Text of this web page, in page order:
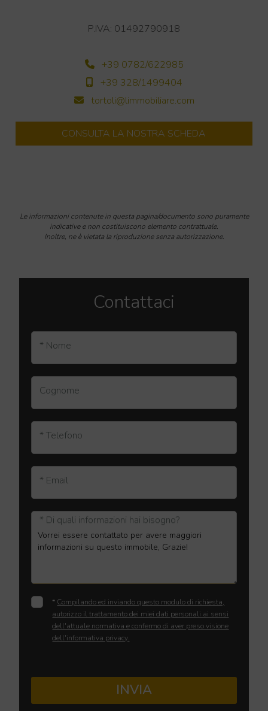
P.IVA: 01492790918
+39 0782/622985
+39 328/1499404
tortoli@limmobiliare.com
CONSULTA LA NOSTRA SCHEDA
Le informazioni contenute in questa pagina/documento sono puramente
indicative e non costituiscono elemento contrattuale.
Inoltre, ne è vietata la riproduzione senza autorizzazione.
Contattaci
* Nome
Cognome
* Telefono
* Email
* Di quali informazioni hai bisogno?
* Compilando ed inviando questo modulo di richiesta,
autorizzo il trattamento dei miei dati personali ai sensi
dell'attuale normativa e confermo di aver preso visione
dell'informativa privacy.
INVIA